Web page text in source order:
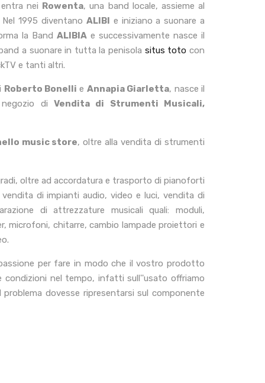
nei Rowenta, una band locale, assieme al
1995 diventano ALIBI e iniziano a suonare a
la Band ALIBIA e successivamente nasce il
a suonare in tutta la penisola situs toto con
e tanti altri.
Roberto Bonelli e Annapia Giarletta, nasce il
diVendita di Strumenti Musicali,
music store, oltre alla vendita di strumenti
oltre ad accordatura e trasporto di pianoforti
di impianti audio, video e luci, vendita di
di attrezzature musicali quali: moduli,
microfoni, chitarre, cambio lampade proiettori e
per fare in modo che il vostro prodotto
nel tempo, infatti sull''usato offriamo
problema dovesse ripresentarsi sul componente